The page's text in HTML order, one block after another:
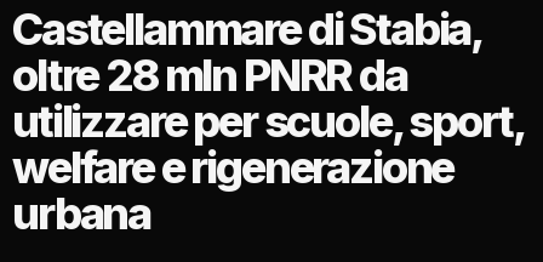
Castellammare di Stabia,
oltre 28 mln PNRR da
utilizzare per scuole, sport,
welfare e rigenerazione
urbana